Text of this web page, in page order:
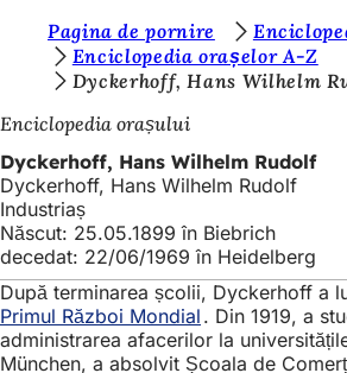
Salt la conținut
n
t
e
ț
i
a
i
Pagina de pornire
Enciclopedia orașelor A-Z
Dyckerhoff, Hans Wilhelm
Enciclopedia orașului
Dyckerhoff, Hans Wilhelm Rudolf
Dyckerhoff, Hans Wilhelm Rudolf
Industriaș
Născut: 25.05.1899 în Biebrich
decedat: 22/06/1969 în Heidelberg
După terminarea școlii, Dyckerhoff a
Primul Război Mondial . Din 1919, a
administrarea afacerilor la
München, a absolvit Școala de